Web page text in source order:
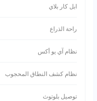
ابل كار بلاي
راحة الذراع
نظام آي يو أكس
نظام كشف النطاق المحجوب
توصيل بلوتوث